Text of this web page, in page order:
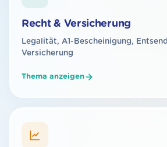
Recht & Versicherung
Legalität, A1-Bescheinigung,
Versicherung
Thema anzeigen